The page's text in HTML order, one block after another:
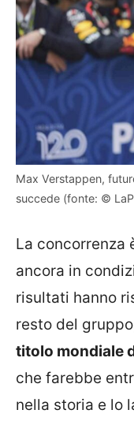
Max Verstappen,
succede (fonte: ©
La concorrenza
ancora in
risultati hanno
resto del
titolo mondiale
che farebbe
nella storia e lo